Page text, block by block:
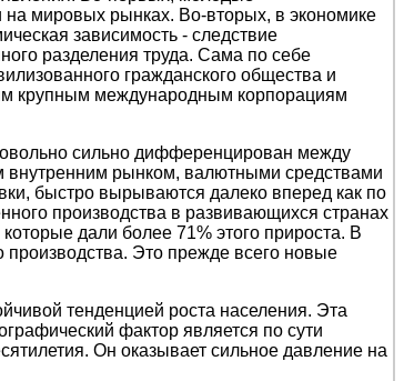
на мировых рынках. Во-вторых, в экономике
зависимость - следствие
разделения труда. Сама по себе
гражданского общества и
крупным международным корпорациям
сильно дифференцирован между
рынком, валютными средствами
быстро вырываются далеко вперед как по
производства в развивающихся странах
дали более 71% этого прироста. В
Это прежде всего новые
тенденцией роста населения. Эта
фактор является по сути
Он оказывает сильное давление на